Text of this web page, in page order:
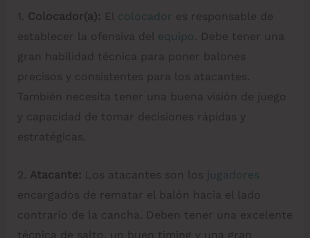
1. Colocador(a): El colocador es responsable de
establecer la ofensiva del equipo . Debe tener una
gran habilidad técnica para poner balones
precisos y consistentes para los atacantes.
También necesita tener una buena visión de juego
y capacidad de tomar decisiones rápidas y
estratégicas.
2. Atacante: Los atacantes son los jugadores
encargados de rematar el balón hacia el lado
contrario de la cancha. Deben tener una excelente
técnica de salto, un buen timing y una gran